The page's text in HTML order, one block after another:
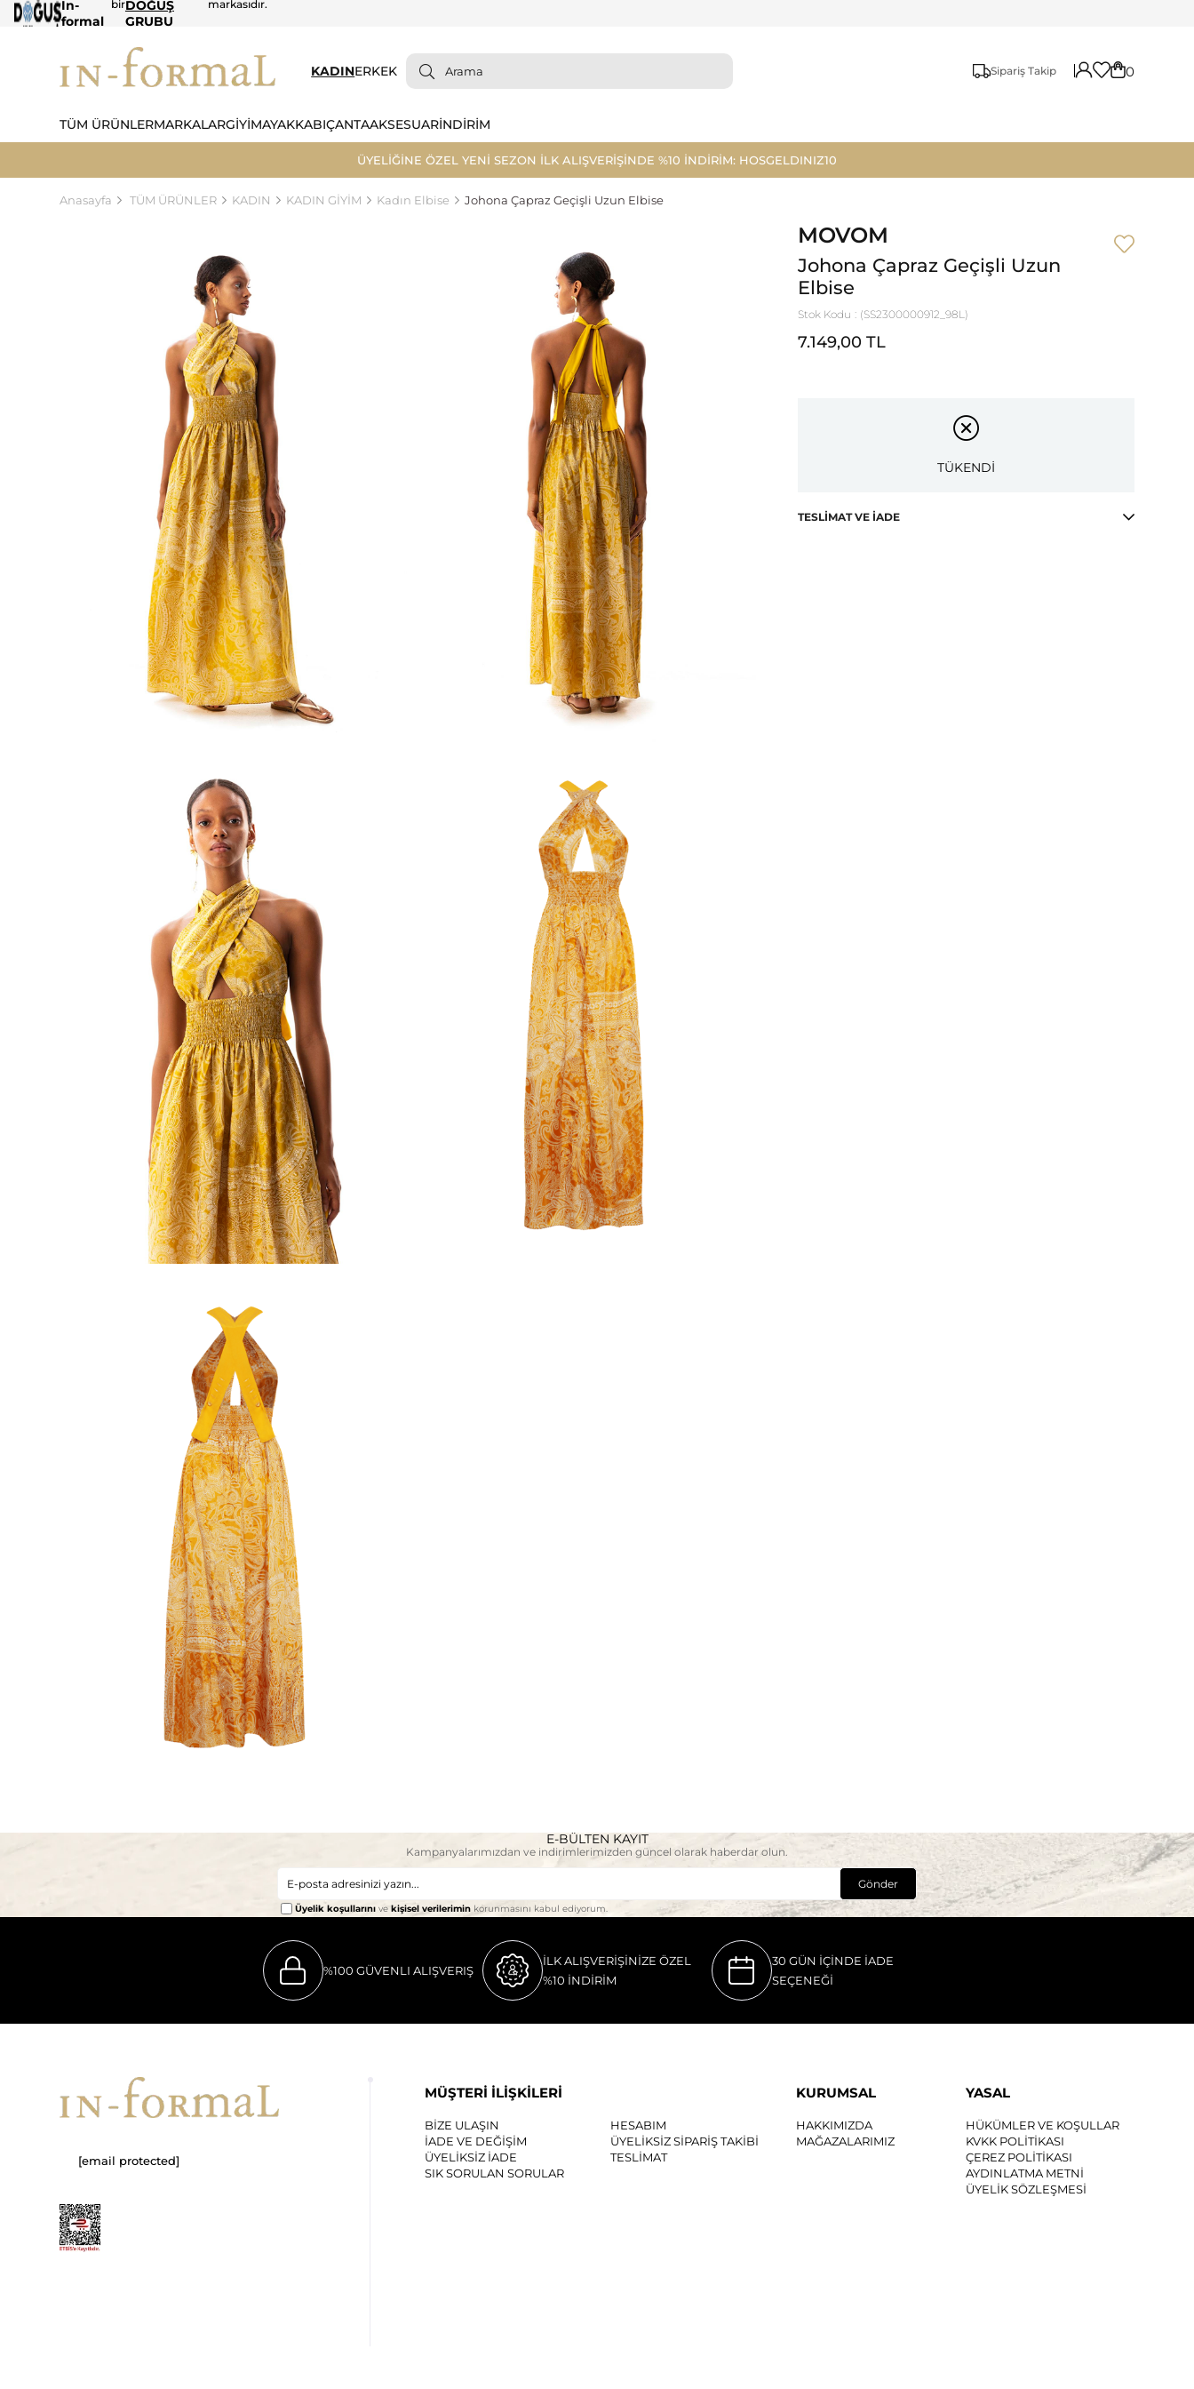
In-
formal
birDOĞUŞ
GRUBU
markasıdır.
KADINERKEK Sipariş Takip 0
TÜM ÜRÜNLERMARKALARGİYİMAYAKKABIÇANTAAKSESUARİNDİRİM
ÜYELİĞİNE ÖZEL YENİ SEZON İLK ALIŞVERİŞİNDE %10 İNDİRİM: HOSGELDINIZ10
Anasayfa TÜM ÜRÜNLER KADIN KADIN GİYİM Kadın Elbise Johona Çapraz Geçişli Uzun Elbise
MOVOM
Johona Çapraz Geçişli Uzun
Elbise
Stok Kodu (SS2300000912_98L)
7.149,00 TL
TÜKENDİ
TESLIMAT VE İADE
E-BÜLTEN KAYIT
Kampanyalarımızdan ve indirimlerimizden güncel olarak haberdar olun.
Gönder
Üyelik koşullarını ve kişisel verilerimin korunmasını kabul ediyorum.
%100 GÜVENLI ALIŞVERIŞ
İLK ALIŞVERİŞİNİZE ÖZEL
%10 İNDİRİM
30 GÜN İÇİNDE İADE
SEÇENEĞİ
[email protected]
MÜŞTERİ İLİŞKİLERİ
BİZE ULAŞIN
HESABIM
İADE VE DEĞİŞİM
ÜYELİKSİZ SİPARİŞ TAKİBİ
ÜYELİKSİZ İADE
TESLİMAT
SIK SORULAN SORULAR
KURUMSAL
HAKKIMIZDA
MAĞAZALARIMIZ
YASAL
HÜKÜMLER VE KOŞULLAR
KVKK POLİTİKASI
ÇEREZ POLİTİKASI
AYDINLATMA METNİ
ÜYELİK SÖZLEŞMESİ